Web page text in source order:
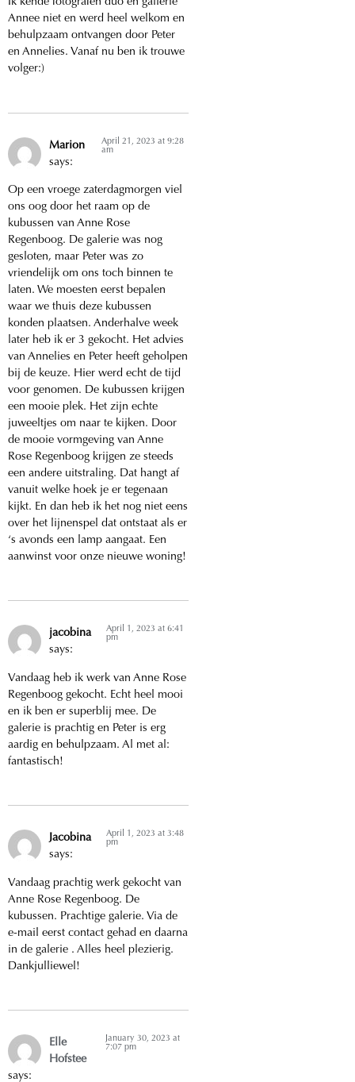
Annee niet en werd heel welkom en
behulpzaam ontvangen door Peter
en Annelies. Vanaf nu ben ik trouwe
volger:)
Marion
says:
April 21, 2023 at 9:28
am
Op een vroege zaterdagmorgen viel
ons oog door het raam op de
kubussen van Anne Rose
Regenboog. De galerie was nog
gesloten, maar Peter was zo
vriendelijk om ons toch binnen te
laten. We moesten eerst bepalen
waar we thuis deze kubussen
konden plaatsen. Anderhalve week
later heb ik er 3 gekocht. Het advies
van Annelies en Peter heeft geholpen
bij de keuze. Hier werd echt de tijd
voor genomen. De kubussen krijgen
een mooie plek. Het zijn echte
juweeltjes om naar te kijken. Door
de mooie vormgeving van Anne
Rose Regenboog krijgen ze steeds
een andere uitstraling. Dat hangt af
vanuit welke hoek je er tegenaan
kijkt. En dan heb ik het nog niet eens
over het lijnenspel dat ontstaat als er
‘s avonds een lamp aangaat. Een
aanwinst voor onze nieuwe woning!
jacobina
says:
April 1, 2023 at 6:41
pm
Vandaag heb ik werk van Anne Rose
Regenboog gekocht. Echt heel mooi
en ik ben er superblij mee. De
galerie is prachtig en Peter is erg
aardig en behulpzaam. Al met al:
fantastisch!
Jacobina
says:
April 1, 2023 at 3:48
pm
Vandaag prachtig werk gekocht van
Anne Rose Regenboog. De
kubussen. Prachtige galerie. Via de
e-mail eerst contact gehad en daarna
in de galerie . Alles heel plezierig.
Dankjulliewel!
Elle
Hofstee
says:
January 30, 2023 at
7:07 pm